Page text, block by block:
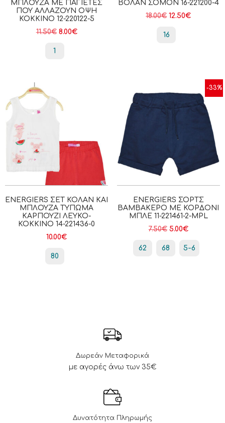
ΜΠΛΟΎΖΑ ΜΕ ΠΑΓΙΈΤΕΣ
ΠΟΥ ΑΛΛΆΖΟΥΝ ΌΨΗ
ΚΟΚΚΙΝΟ 12-220122-5
11.50€ 8.00€
1
ΒΟΛΆΝ ΣΟΜΌΝ 16-221200-4
18.00€ 12.50€
16
ENERGIERS ΣΕΤ ΚΟΛΆΝ ΚΑΙ
ΜΠΛΟΎΖΑ ΤΎΠΩΜΑ
ΚΑΡΠΟΎΖΙ ΛΕΥΚΌ-
ΚΌΚΚΙΝΟ 14-221436-0
10.00€
80
-33%
ENERGIERS ΣΟΡΤΣ
ΒΑΜΒΑΚΕΡΌ ΜΕ ΚΟΡΔΌΝΙ
ΜΠΛΕ 11-221461-2-MPL
7.50€ 5.00€
62 68 5-6
Δωρεάν Μεταφορικά
με αγορές άνω των 35€
Δυνατότητα Πληρωμής